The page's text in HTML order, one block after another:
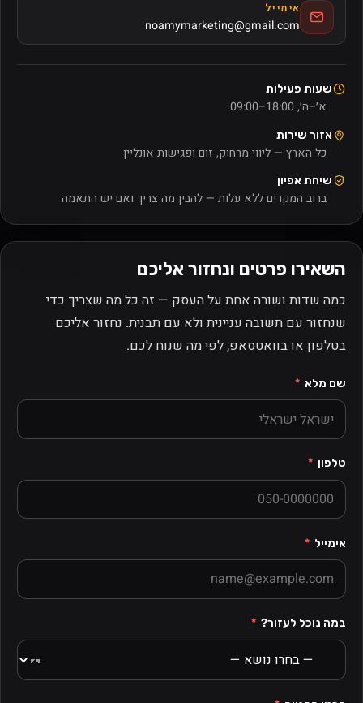
אימייל
noamymarketing@gmail.com
שעות פעילות
א׳–ה׳,09:00–18:00
אזור שירות
כל הארץ — ליווי מרחוק, זום ופגישות אונליין
שיחת אפיון
ברוב המקרים ללא עלות — להבין מה צריך ואם יש התאמה
השאירו פרטים ונחזור אליכם
כמה שדות ושורה אחת על העסק — זה כל מה שצריך כדי
שנחזור עם תשובה עניינית ולא עם תבנית. נחזור אליכם
בטלפון או בוואטסאפ, לפי מה שנוח לכם.
שם מלא
טלפון
אימייל
במה נוכל לעזור?